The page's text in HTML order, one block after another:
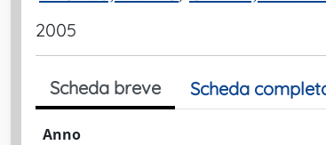
2005
Scheda breve Scheda
Anno